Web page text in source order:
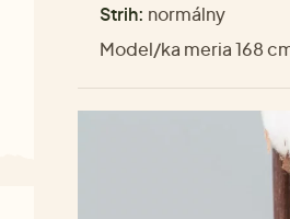
Strih: normálny
Model/ka meria 168